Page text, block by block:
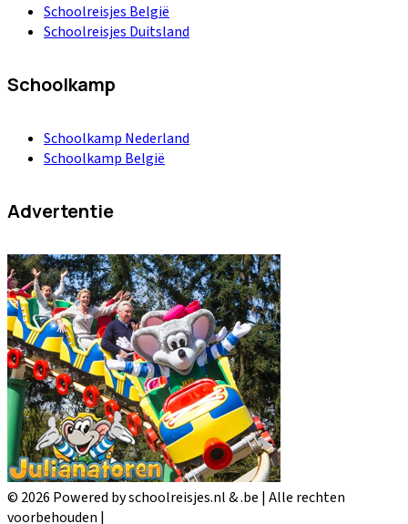
Schoolreisjes België
Schoolreisjes Duitsland
Schoolkamp
Schoolkamp Nederland
Schoolkamp België
Advertentie
© 2026 Powered by schoolreisjes.nl & .be | Alle rechten
voorbehouden |